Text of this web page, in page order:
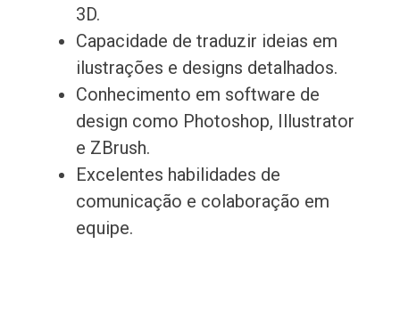
3D.
Capacidade de traduzir ideias em
ilustrações e designs detalhados.
Conhecimento em software de
design como Photoshop, Illustrator
e ZBrush.
Excelentes habilidades de
comunicação e colaboração em
equipe.